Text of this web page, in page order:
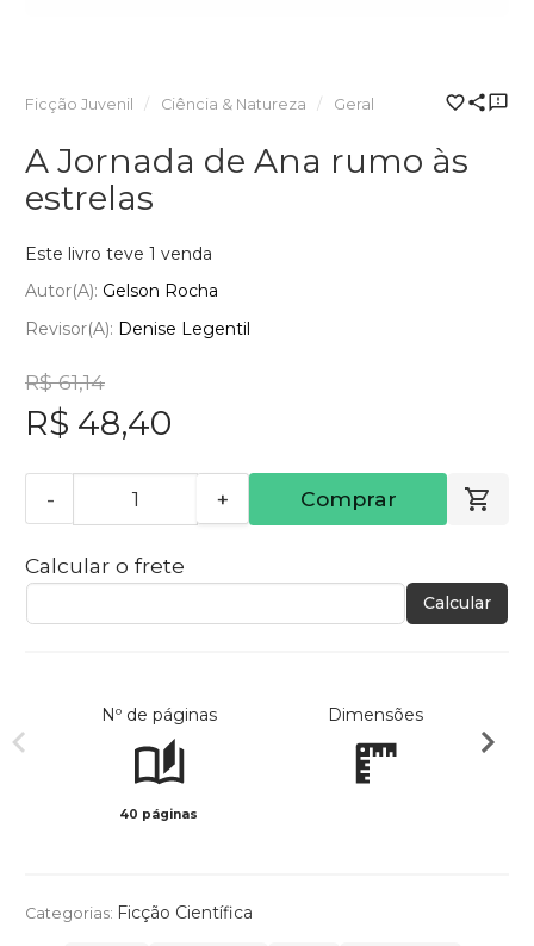
Ficção Juvenil Ciência & Natureza Geral
A Jornada de Ana rumo às
estrelas
Este livro teve 1 venda
Autor(a): Gelson Rocha
Revisor(a): Denise Legentil
R$ 61,14
R$ 48,40
- + Comprar
Calcular o frete
Calcular
Nº de páginas
40 páginas
Dimensões
Categorias: Ficção Científica